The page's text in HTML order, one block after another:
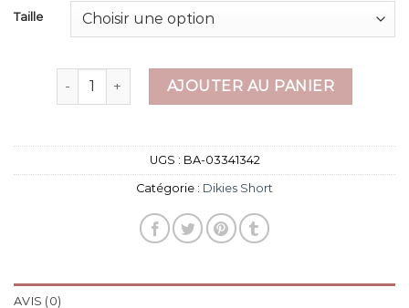
Taille
quantité de dikies shortAJOUTER AU PANIER
UGS : BA-03341342
Catégorie : Dikies Short
AVIS (0)